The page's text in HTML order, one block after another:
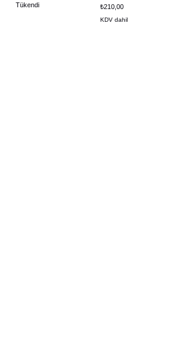
Tükendi Fiyat
₺210,00
KDV dahil